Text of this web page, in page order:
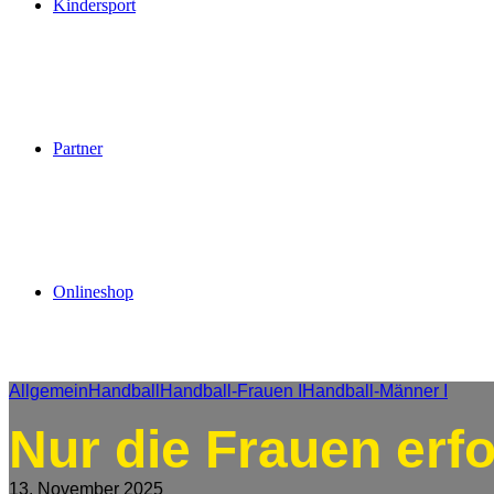
Kindersport
Partner
Onlineshop
Allgemein Handball Handball-Frauen I Handball-Männer I
Nur die Frauen
13. November 2025